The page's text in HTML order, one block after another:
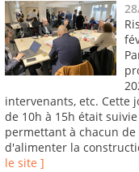
intervenants, etc. Cette
de 10h à 15h était
permettant à chacun
d'alimenter la
le site ]